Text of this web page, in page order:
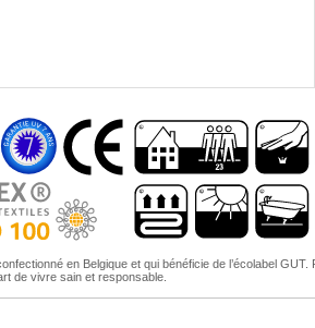
en Belgique et qui bénéficie de l’écolabel
de vivre sain et responsable.